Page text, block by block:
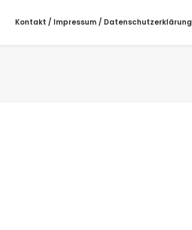
Kontakt / Impressum / Datenschutzerklärung